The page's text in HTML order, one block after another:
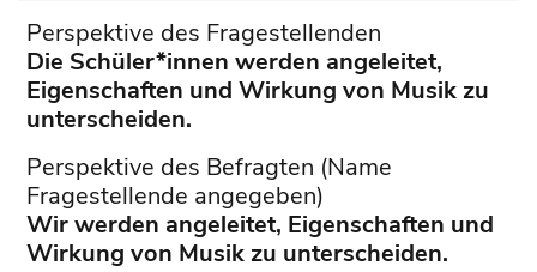
Perspektive des Fragestellenden
Die Schüler*innen werden angeleitet,
Eigenschaften und Wirkung von Musik zu
unterscheiden.
Perspektive des Befragten (Name
Fragestellende angegeben)
Wir werden angeleitet, Eigenschaften und
Wirkung von Musik zu unterscheiden.